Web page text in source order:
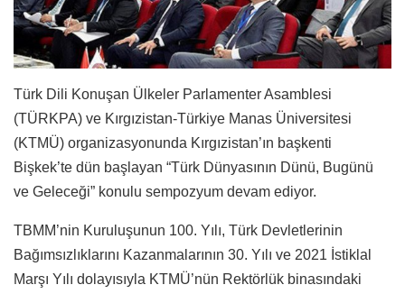
Türk Dili Konuşan Ülkeler Parlamenter Asamblesi
(TÜRKPA) ve Kırgızistan-Türkiye Manas Üniversitesi
(KTMÜ) organizasyonunda Kırgızistan’ın başkenti
Bişkek’te dün başlayan “Türk Dünyasının Dünü, Bugünü
ve Geleceği” konulu sempozyum devam ediyor.
TBMM’nin Kuruluşunun 100. Yılı, Türk Devletlerinin
Bağımsızlıklarını Kazanmalarının 30. Yılı ve 2021 İstiklal
Marşı Yılı dolayısıyla KTMÜ’nün Rektörlük binasındaki